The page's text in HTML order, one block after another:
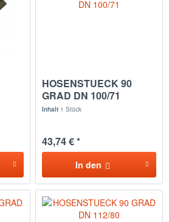
HOSENSTUECK 90
GRAD DN 100/71
Inhalt 1 Stück
43,74 € *
In den